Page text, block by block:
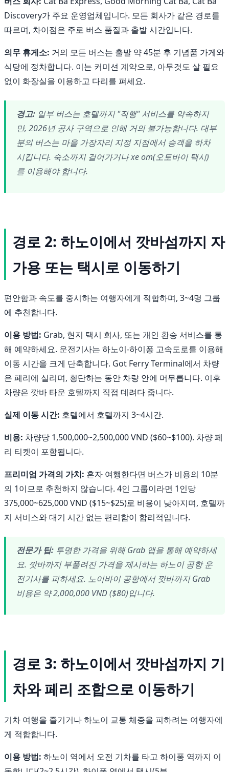
Discovery가 주요 운영업체입니다. 모든 회사가 같은 경로를
따르며, 차이점은 주로 버스 품질과 출발 시간입니다.
의무 휴게소: 거의 모든 버스는 출발 약 45분 후 기념품 가게와
식당에 정차합니다. 이는 커미션 계약으로, 아무것도 살 필요
없이 화장실을 이용하고 다리를 펴세요.
경고: 일부 버스는 호텔까지 "직행" 서비스를 약속하지
만, 2026년 공사 구역으로 인해 거의 불가능합니다. 대부
분의 버스는 마을 가장자리 지정 지점에서 승객을 하차
시킵니다. 숙소까지 걸어가거나 xe om(오토바이 택시)
를 이용해야 합니다.
경로 2: 하노이에서 깟바섬까지 자
가용 또는 택시로 이동하기
편안함과 속도를 중시하는 여행자에게 적합하며, 3~4명 그룹
에 추천합니다.
이용 방법: Grab, 현지 택시 회사, 또는 개인 환승 서비스를 통
해 예약하세요. 운전기사는 하노이-하이퐁 고속도로를 이용해
이동 시간을 크게 단축합니다. Got Ferry Terminal에서 차량
은 페리에 실리며, 횡단하는 동안 차량 안에 머무릅니다. 이후
차량은 깟바 타운 호텔까지 직접 데려다 줍니다.
실제 이동 시간: 호텔에서 호텔까지 3~4시간.
비용: 차량당 1,500,000~2,500,000 VND ($60~$100). 차량 페
리 티켓이 포함됩니다.
프리미엄 가격의 가치: 혼자 여행한다면 버스가 비용의 10분
의 1이므로 추천하지 않습니다. 4인 그룹이라면 1인당
375,000~625,000 VND ($15~$25)로 비용이 낮아지며, 호텔까
지 서비스와 대기 시간 없는 편리함이 합리적입니다.
전문가 팁: 투명한 가격을 위해 Grab 앱을 통해 예약하세
요. 깟바까지 부풀려진 가격을 제시하는 하노이 공항 운
전기사를 피하세요. 노이바이 공항에서 깟바까지 Grab
비용은 약 2,000,000 VND ($80)입니다.
경로 3: 하노이에서 깟바섬까지 기
차와 페리 조합으로 이동하기
기차 여행을 즐기거나 하노이 교통 체증을 피하려는 여행자에
게 적합합니다.
이용 방법: 하노이 역에서 오전 기차를 타고 하이퐁 역까지 이